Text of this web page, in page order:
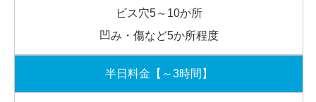
ビス穴5～10か所
凹み・傷など5か所程度
半日料金【～3時間】